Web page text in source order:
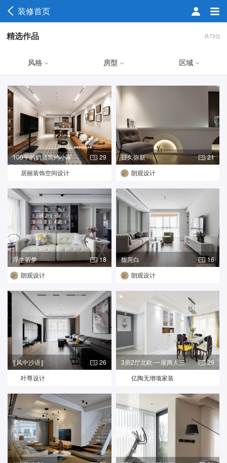
装修首页
共72位
精选作品
风格 房型 区域
100平的奶油简约小家
29
居丽装饰空间设计
日久弥新
21
朗观设计
浮生若梦
18
朗观设计
馥芮白
16
朗观设计
‖风中沙语‖
26
叶尊设计
3房2厅北欧-一屋两人三
餐四季
29
亿陶无增项家装